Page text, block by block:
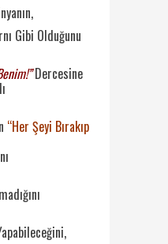
Gibi Olduğunu
Dercesine
“Her Şeyi Bırakıp